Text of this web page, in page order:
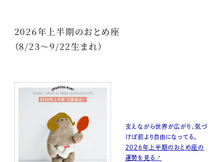
2026年上半期のおとめ座
（8/23〜9/22生まれ）
支えながら世界が広がり、気づ
けば前より自由になってる。
2026年上半期のおとめ座の
運勢を見る↗